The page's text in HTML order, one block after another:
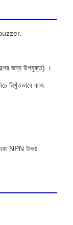
জন্য উপযুক্ত) ।
নিখুঁতভাবে কাজ
NPN উভয়